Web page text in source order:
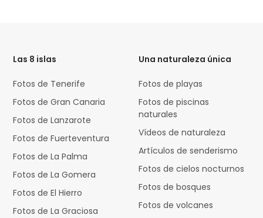
Las 8 islas
Fotos de Tenerife
Fotos de Gran Canaria
Fotos de Lanzarote
Fotos de Fuerteventura
Fotos de La Palma
Fotos de La Gomera
Fotos de El Hierro
Fotos de La Graciosa
Una naturaleza única
Fotos de playas
Fotos de piscinas
naturales
Vídeos de naturaleza
Artículos de senderismo
Fotos de cielos nocturnos
Fotos de bosques
Fotos de volcanes